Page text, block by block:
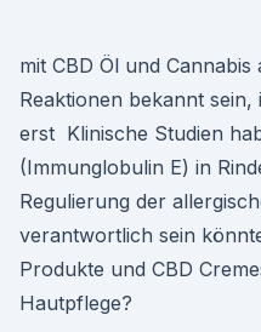
mit CBD Öl und
Reaktionen bekannt
erst Klinische Studien
(Immunglobulin E) in
Regulierung der
verantwortlich sein
Produkte und CBD
Hautpflege?